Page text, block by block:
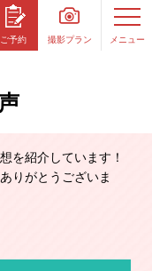
ご予約 撮影プラン メニュー
を紹介しています！
りがとうございま